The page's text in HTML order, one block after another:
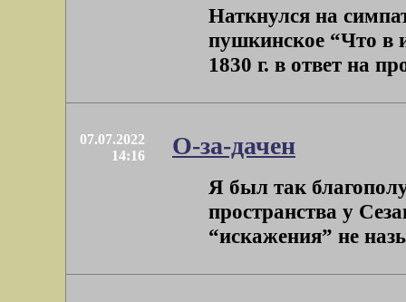
Наткнулся на
пушкинское “Что в
1830 г. в ответ на
07.07.2022
14:16
О-за-дачен
Я был так
пространства у
“искажения” не